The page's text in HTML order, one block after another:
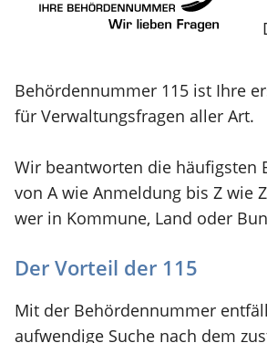
Behördennummer 115 ist Ihre
für Verwaltungsfragen aller Art.
Wir beantworten die häufigsten
von A wie Anmeldung bis Z wie
wer in Kommune, Land oder
Der Vorteil der 115
Mit der Behördennummer
aufwendige Suche nach dem